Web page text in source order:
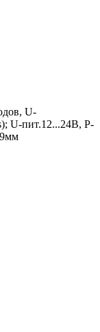
U-
U-пит.12...24В, P-